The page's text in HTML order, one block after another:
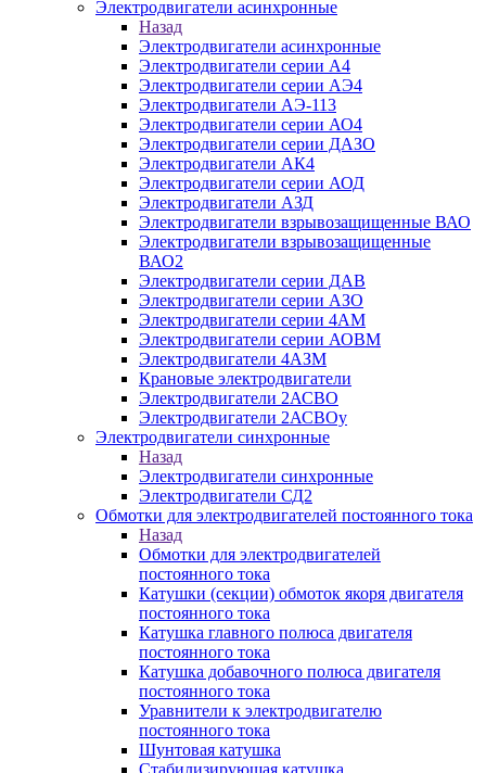
Электродвигатели асинхронные
Назад
Электродвигатели асинхронные
Электродвигатели серии А4
Электродвигатели серии АЭ4
Электродвигатели АЭ-113
Электродвигатели серии АО4
Электродвигатели серии ДАЗО
Электродвигатели АК4
Электродвигатели серии АОД
Электродвигатели АЗД
Электродвигатели взрывозащищенные ВАО
Электродвигатели взрывозащищенные
ВАО2
Электродвигатели серии ДАВ
Электродвигатели серии АЗО
Электродвигатели серии 4АМ
Электродвигатели серии АОВМ
Электродвигатели 4АЗМ
Крановые электродвигатели
Электродвигатели 2АСВО
Электродвигатели 2АСВОу
Электродвигатели синхронные
Назад
Электродвигатели синхронные
Электродвигатели СД2
Обмотки для электродвигателей постоянного тока
Назад
Обмотки для электродвигателей
постоянного тока
Катушки (секции) обмоток якоря двигателя
постоянного тока
Катушка главного полюса двигателя
постоянного тока
Катушка добавочного полюса двигателя
постоянного тока
Уравнители к электродвигателю
постоянного тока
Шунтовая катушка
Стабилизирующая катушка